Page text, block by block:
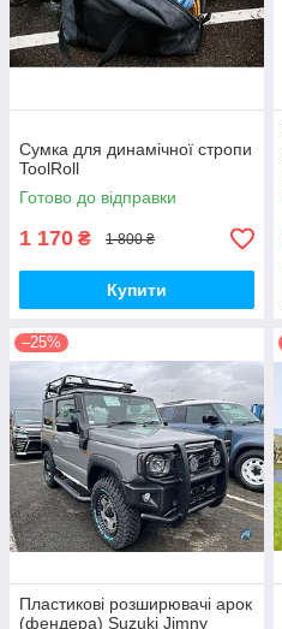
Сумка для динамічної стропи
ToolRoll
Готово до відправки
1 170 ₴ 1 800 ₴
Купити
–25%
Пластикові розширювачі арок
(фендера) Suzuki Jimny